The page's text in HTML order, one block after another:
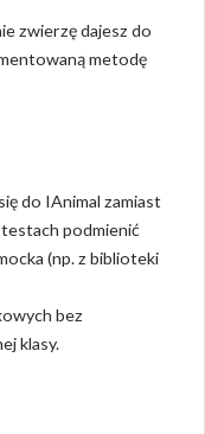
zwierzę dajesz do
metodę
do IAnimal zamiast
podmienić
(np. z biblioteki
bez
klasy.